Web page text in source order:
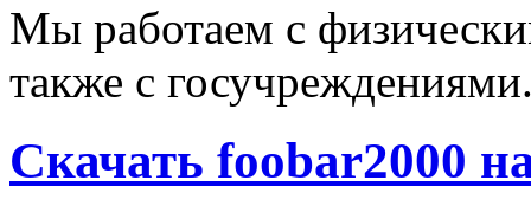
Мы работаем с
также с
Скачать foobar2000